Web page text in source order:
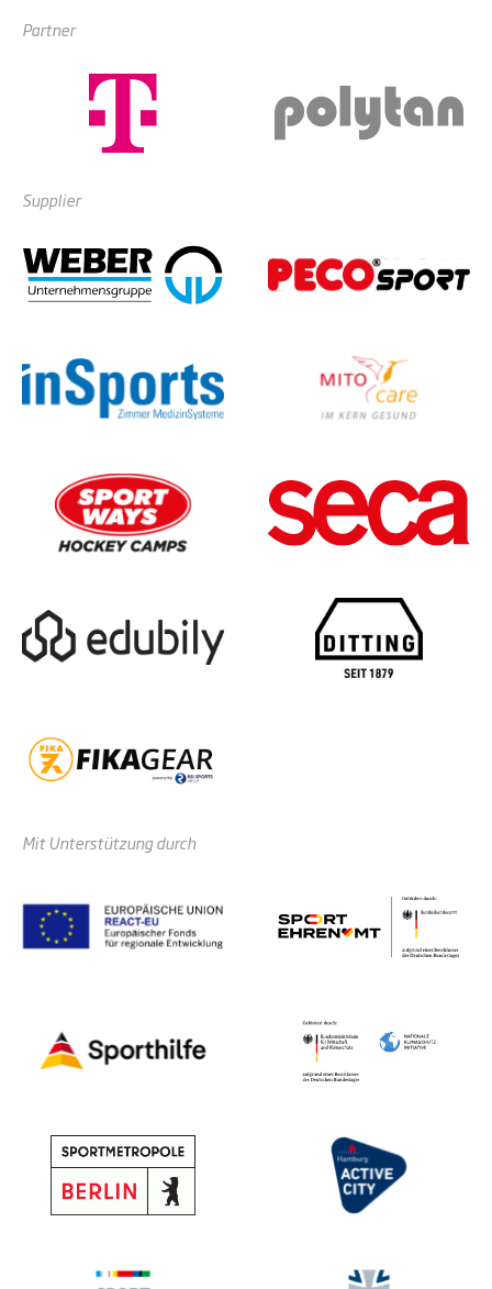
Partner
Supplier
Mit Unterstützung durch